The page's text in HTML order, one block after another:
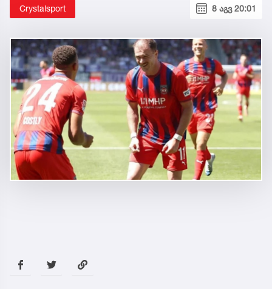
Crystalsport 8 აგვ 20:01